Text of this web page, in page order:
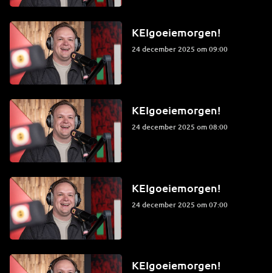
KEIgoeiemorgen!
24 december 2025 om 09:00
KEIgoeiemorgen!
24 december 2025 om 08:00
KEIgoeiemorgen!
24 december 2025 om 07:00
KEIgoeiemorgen!